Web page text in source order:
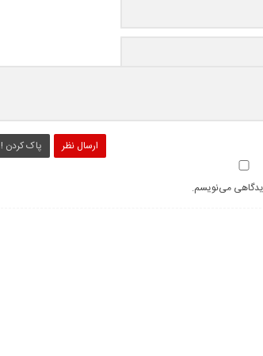
ارسال نظر پاک کردن !
می‌نویسم.